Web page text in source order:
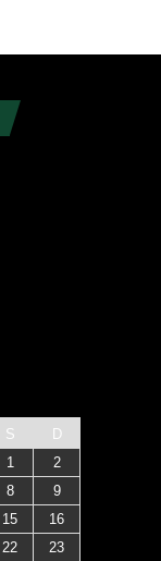
S
D
1
2
8
9
15
16
22 23